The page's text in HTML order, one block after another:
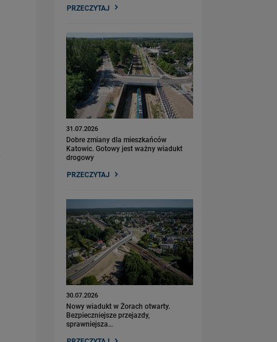
PRZECZYTAJ
31.07.2026
Dobre zmiany dla mieszkańców
Katowic. Gotowy jest ważny wiadukt
drogowy
PRZECZYTAJ
30.07.2026
Nowy wiadukt w Żorach otwarty.
Bezpieczniejsze przejazdy,
sprawniejsza…